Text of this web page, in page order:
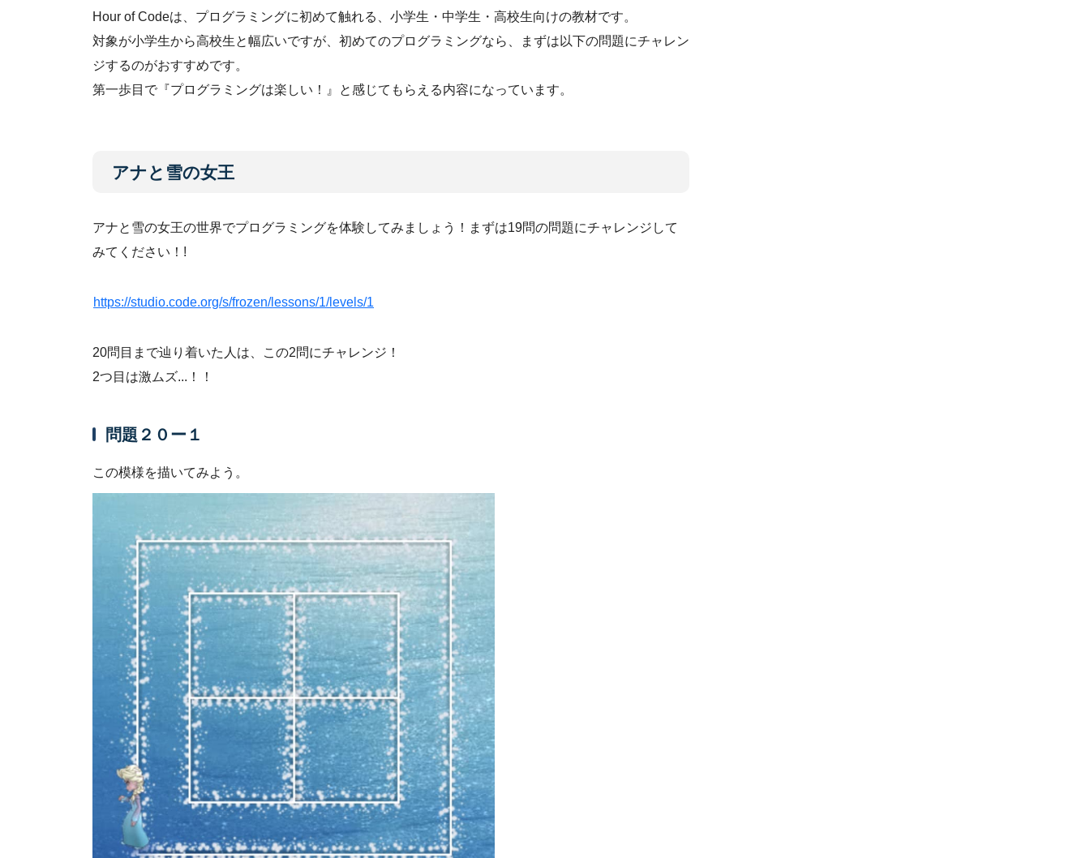
Hour of Codeは、プログラミングに初めて触れる、小学生・中学生・高校生向けの教材です。
対象が小学生から高校生と幅広いですが、初めてのプログラミングなら、まずは以下の問題にチャレン
ジするのがおすすめです。
第一歩目で『プログラミングは楽しい！』と感じてもらえる内容になっています。
アナと雪の女王
アナと雪の女王の世界でプログラミングを体験してみましょう！まずは19問の問題にチャレンジして
みてください！!
https://studio.code.org/s/frozen/lessons/1/levels/1
20問目まで辿り着いた人は、この2問にチャレンジ！
2つ目は激ムズ...！！
問題２０ー１
この模様を描いてみよう。